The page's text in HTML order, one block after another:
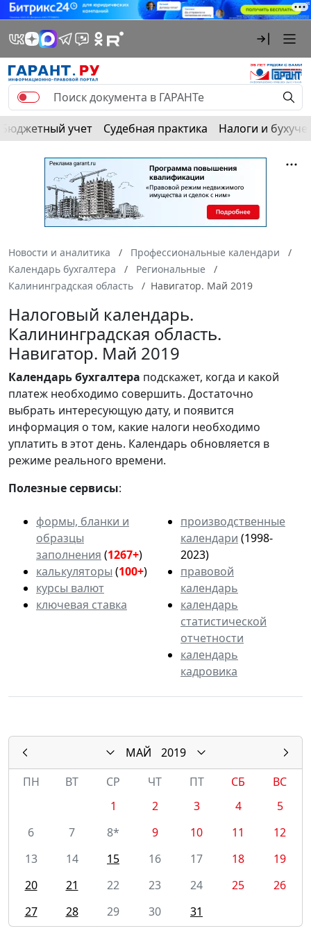
Бюджетный учет Судебная практика Налоги и
Новости и аналитика
Профессиональные календари
Календарь бухгалтера
Региональные
Калининградская область
Навигатор. Май 2019
Налоговый календарь.
Калининградская область.
Навигатор. Май 2019
Календарьбухгалтера подскажет, когда и какой
платеж необходимо совершить. Достаточно
выбрать интересующую дату, и появится
информация о том, какие налоги необходимо
уплатить в этот день. Календарь обновляется в
режиме реального времени.
Полезные сервисы:
формы, бланки и
образцы
заполнения (1267+)
калькуляторы (100+)
курсы валют
ключевая ставка
производственные
календари (1998-
2023)
правовой
календарь
календарь
статистической
отчетности
календарь
кадровика
МАЙ
2019
ПН
ВТ СР ЧТ ПТ СБ
ВС
1
2 3 4
5
6
7 8* 9 10 11
12
13
14 15 16 17 18
19
20
21 22 23 24 25
26
27
28 29 30 31